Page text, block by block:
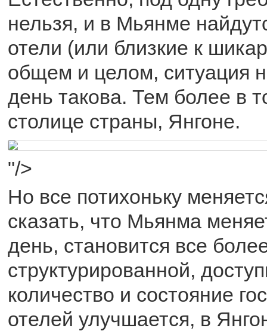
нельзя, и в Мьянме
отели (или близкие к
общем и целом, ситуация
день такова. Тем более в
столице страны, Янгоне.
"/>
Но все потихоньку
сказать, что Мьянма
день, становится все
структурированной,
количество и состояние
отелей улучшается, в